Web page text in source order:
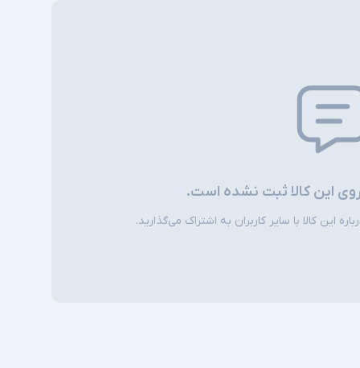
این کالا ثبت نشده است.
این کالا با سایر کاربران به اشتراک می‌گذارید.